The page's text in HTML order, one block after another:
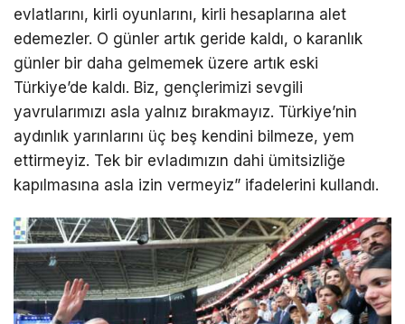
evlatlarını, kirli oyunlarını, kirli hesaplarına alet
edemezler. O günler artık geride kaldı, o karanlık
günler bir daha gelmemek üzere artık eski
Türkiye’de kaldı. Biz, gençlerimizi sevgili
yavrularımızı asla yalnız bırakmayız. Türkiye’nin
aydınlık yarınlarını üç beş kendini bilmeze, yem
ettirmeyiz. Tek bir evladımızın dahi ümitsizliğe
kapılmasına asla izin vermeyiz” ifadelerini kullandı.